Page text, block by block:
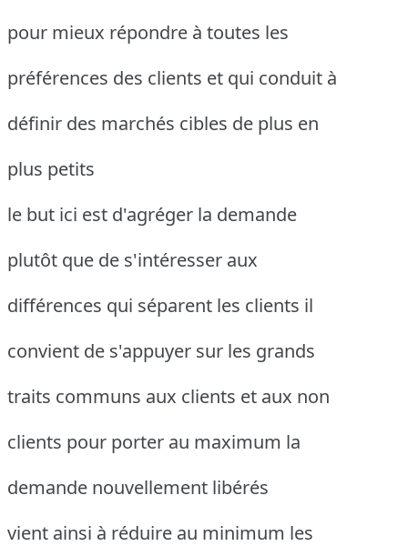
pour mieux répondre à toutes les
préférences des clients et qui conduit à
définir des marchés cibles de plus en
plus petits
le but ici est d'agréger la demande
plutôt que de s'intéresser aux
différences qui séparent les clients il
convient de s'appuyer sur les grands
traits communs aux clients et aux non
clients pour porter au maximum la
demande nouvellement libérés
vient ainsi à réduire au minimum les